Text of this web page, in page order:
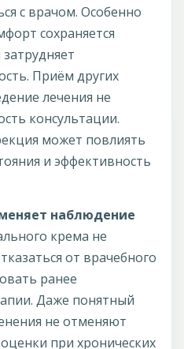
с врачом. Особенно
сохраняется
Приём других
лечения не
консультации.
может повлиять
и эффективность
наблюдение
крема не
от врачебного
ранее
Даже понятный
не отменяют
при хронических